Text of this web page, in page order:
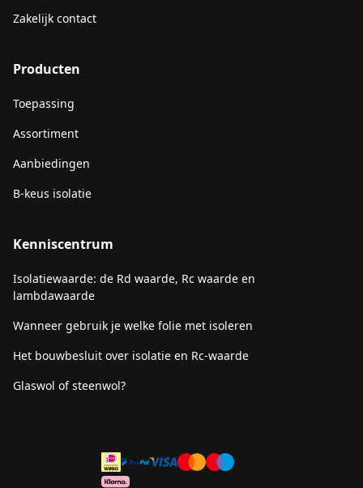
Zakelijk contact
Producten
Toepassing
Assortiment
Aanbiedingen
B-keus isolatie
Kenniscentrum
Isolatiewaarde: de Rd waarde, Rc waarde en
lambdawaarde
Wanneer gebruik je welke folie met isoleren
Het bouwbesluit over isolatie en Rc-waarde
Glaswol of steenwol?